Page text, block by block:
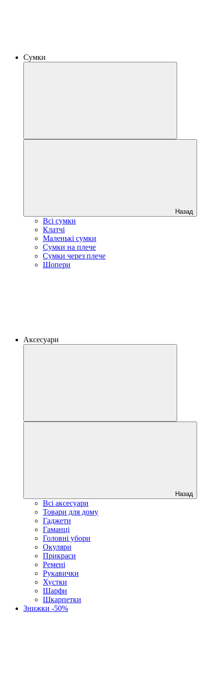
Сумки
Назад
Всі сумки
Клатчі
Маленькі сумки
Сумки на плече
Сумки через плече
Шопери
Аксесуари
Назад
Всі аксесуари
Товари для дому
Гаджети
Гаманці
Головні убори
Окуляри
Прикраси
Ремені
Рукавички
Хустки
Шарфи
Шкарпетки
Знижки -50%